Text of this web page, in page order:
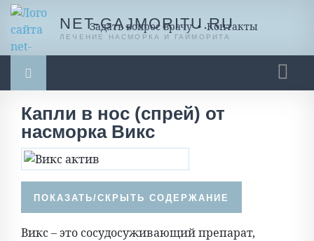
NET-GAJMORITU.RU
ЛЕЧЕНИЕ НАСМОРКА И ГАЙМОРИТА
Задать вопрос врачу•Контакты
Гайморит Насморк у ребенка
Ингаляции Масло, мази, бальзамы
Промывание носа
Капли в нос (спрей) от
насморка Викс
Викс – это сосудосуживающий препарат,